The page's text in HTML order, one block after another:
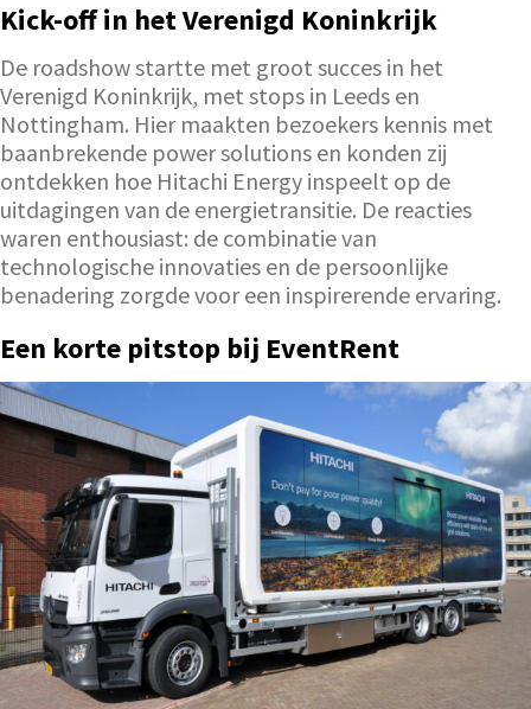
Kick-off in het Verenigd Koninkrijk
De roadshow startte met groot succes in het
Verenigd Koninkrijk, met stops in Leeds en
Nottingham. Hier maakten bezoekers kennis met
baanbrekende power solutions en konden zij
ontdekken hoe Hitachi Energy inspeelt op de
uitdagingen van de energietransitie. De reacties
waren enthousiast: de combinatie van
technologische innovaties en de persoonlijke
benadering zorgde voor een inspirerende ervaring.
Een korte pitstop bij EventRent